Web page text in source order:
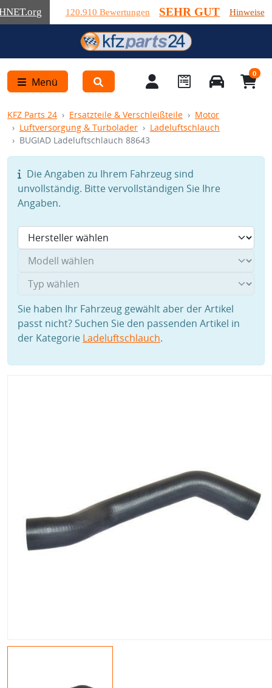
.org 120.910 Bewertungen SEHR GUT Hinweise
Menü
0
KFZ Parts 24 Ersatzteile & Verschleißteile
Motor
Luftversorgung & Turbolader
Ladeluftschlauch
BUGIAD Ladeluftschlauch 88643
Die Angaben zu Ihrem Fahrzeug sind
unvollständig. Bitte vervollständigen Sie Ihre
Angaben.
Sie haben Ihr Fahrzeug gewählt aber der Artikel
passt nicht? Suchen Sie den passenden Artikel in
der Kategorie Ladeluftschlauch.